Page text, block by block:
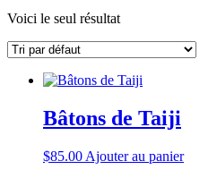
Voici le seul résultat
Bâtons de Taiji
$85.00 Ajouter au panier